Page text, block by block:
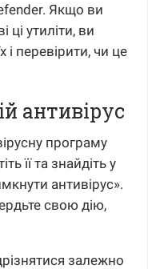
Якщо ви
ці утиліти, ви
перевірити, чи це
антивірус
програму
її та знайдіть у
антивірус».
свою дію,
залежно